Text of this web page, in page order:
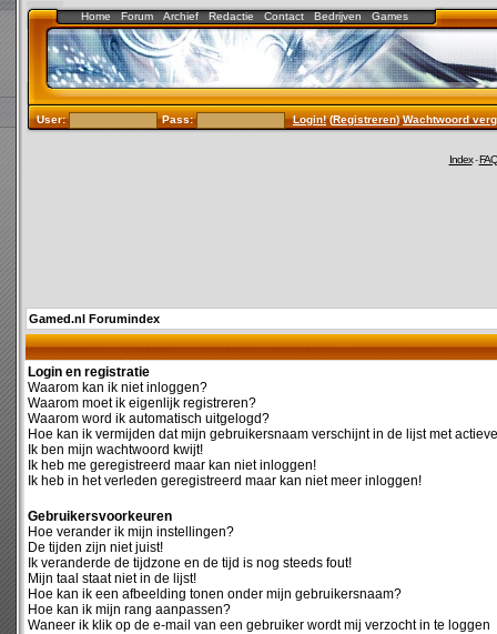
Home Forum Archief Redactie Contact Bedrijven Games
User: Pass: Login!(Registreren)Wachtwoord
Index-FAQ
Gamed.nl Forumindex
Login en registratie
Waarom kan ik niet inloggen?
Waarom moet ik eigenlijk registreren?
Waarom word ik automatisch uitgelogd?
Hoe kan ik vermijden dat mijn gebruikersnaam verschijnt in de lijst met
Ik ben mijn wachtwoord kwijt!
Ik heb me geregistreerd maar kan niet inloggen!
Ik heb in het verleden geregistreerd maar kan niet meer inloggen!
Gebruikersvoorkeuren
Hoe verander ik mijn instellingen?
De tijden zijn niet juist!
Ik veranderde de tijdzone en de tijd is nog steeds fout!
Mijn taal staat niet in de lijst!
Hoe kan ik een afbeelding tonen onder mijn gebruikersnaam?
Hoe kan ik mijn rang aanpassen?
Waneer ik klik op de e-mail van een gebruiker wordt mij verzocht in te loggen